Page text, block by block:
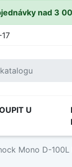
nad 3
U
Mono D-